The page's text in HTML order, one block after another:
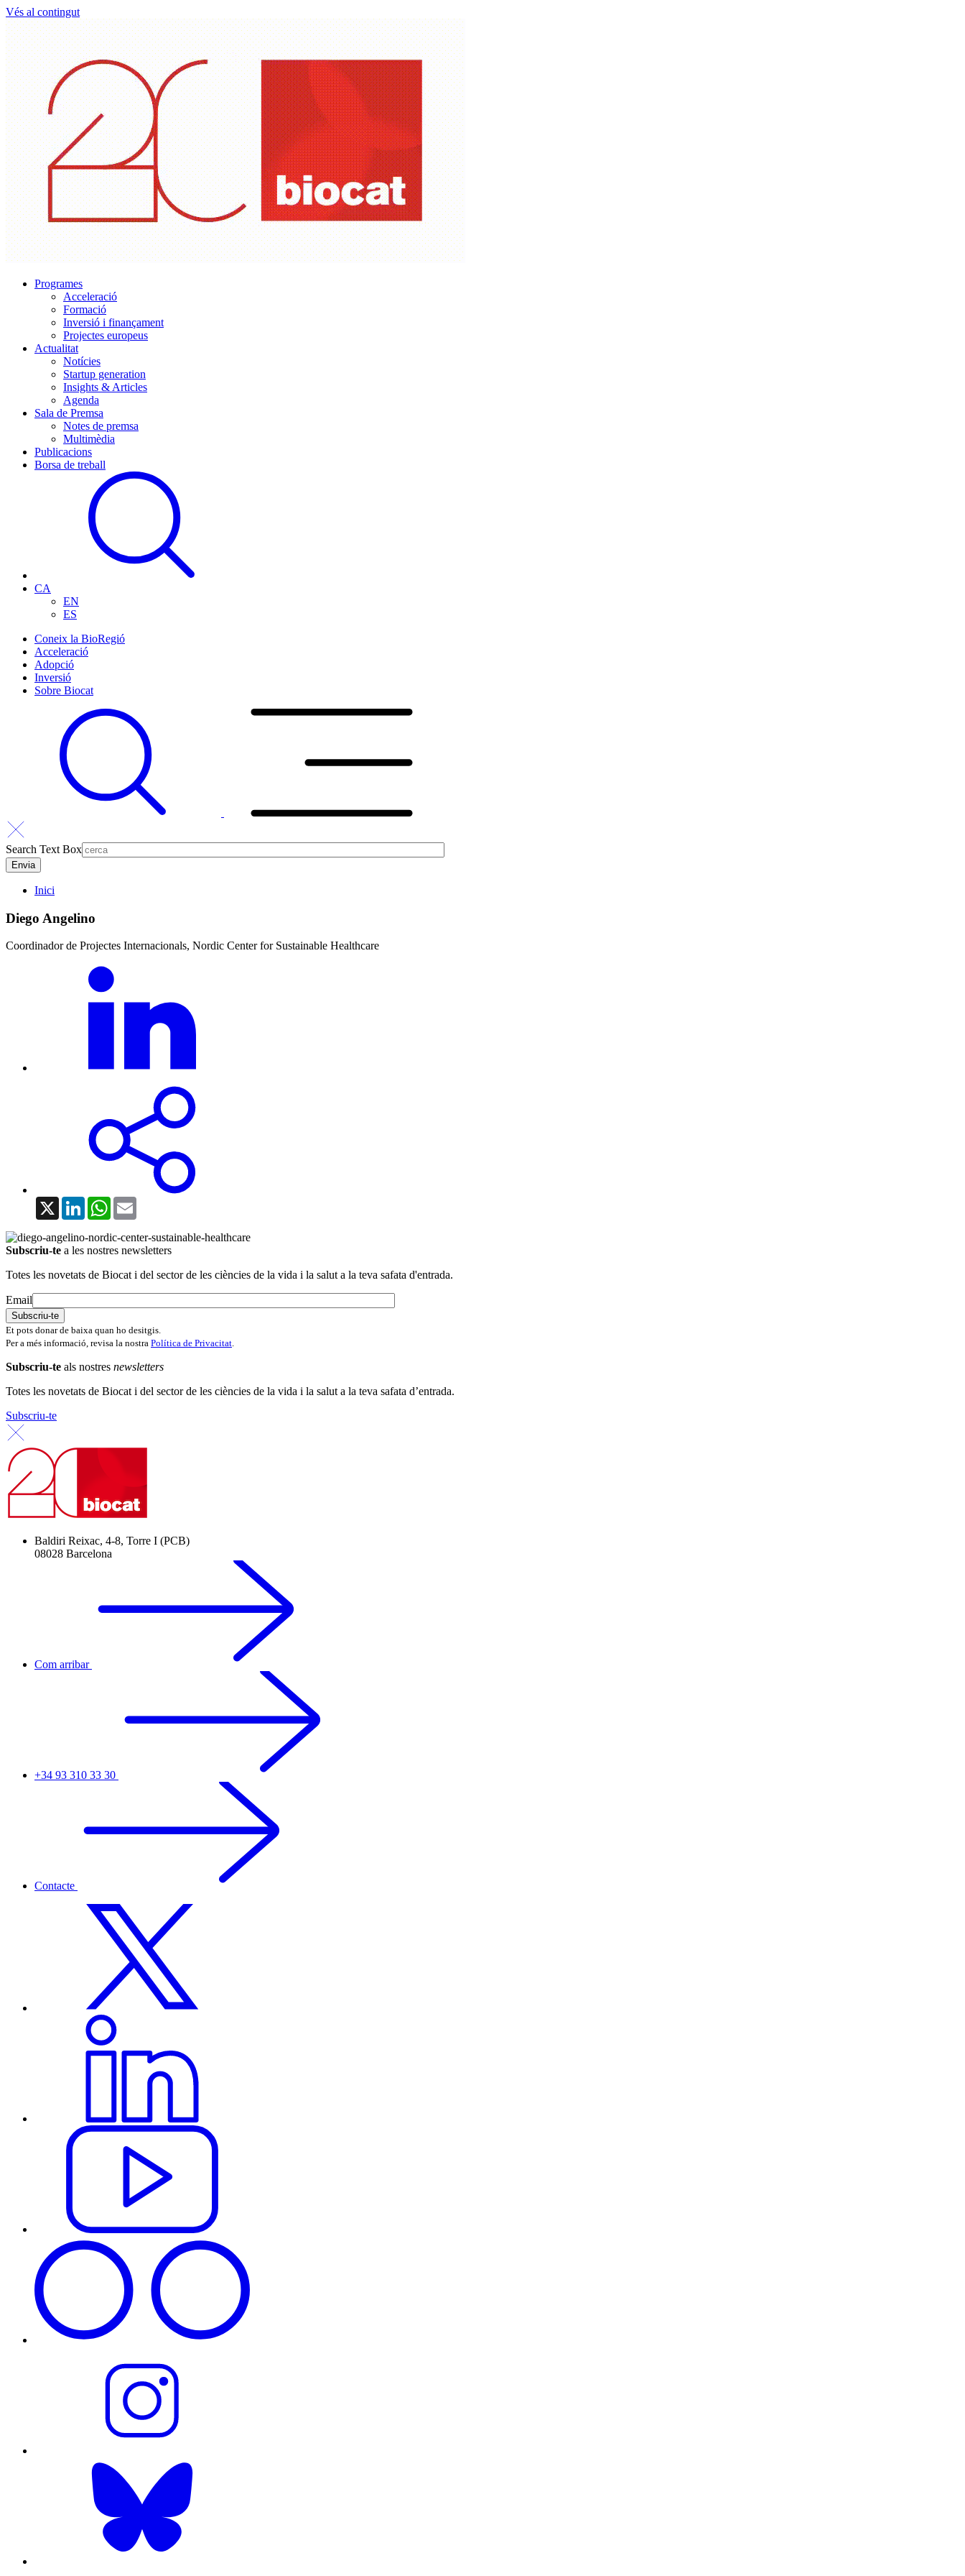
Vés al contingut
Programes
Acceleració
Formació
Inversió i finançament
Projectes europeus
Actualitat
Notícies
Startup generation
Insights & Articles
Agenda
Sala de Premsa
Notes de premsa
Multimèdia
Publicacions
Borsa de treball
CA
EN
ES
Coneix la BioRegió
Acceleració
Adopció
Inversió
Sobre Biocat
Search Text Box
Inici
Diego Angelino
Coordinador de Projectes Internacionals, Nordic Center for Sustainable Healthcare
X LinkedInWhatsApp
Subscriu-te a les nostres newsletters
Totes les novetats de Biocat i del sector de les ciències de la vida i la salut a la teva safata d'entrada.
Email
Et pots donar de baixa quan ho desitgis.
Per a més informació, revisa la nostra Política de Privacitat.
Subscriu-te als nostres newsletters
Totes les novetats de Biocat i del sector de les ciències de la vida i la salut a la teva safata d’entrada.
Subscriu-te
Baldiri Reixac, 4-8, Torre I (PCB)
08028 Barcelona
Com arribar
+34 93 310 33 30
Contacte